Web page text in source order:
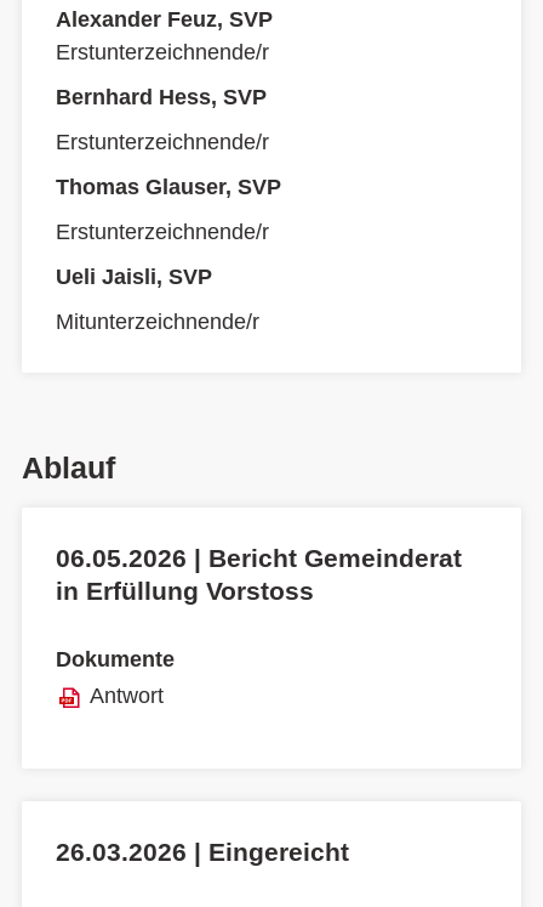
Alexander Feuz, SVP
Erstunterzeichnende/r
Bernhard Hess, SVP
Erstunterzeichnende/r
Thomas Glauser, SVP
Erstunterzeichnende/r
Ueli Jaisli, SVP
Mitunterzeichnende/r
Ablauf
06.05.2026 | Bericht Gemeinderat
in Erfüllung Vorstoss
Dokumente
Antwort
26.03.2026 | Eingereicht